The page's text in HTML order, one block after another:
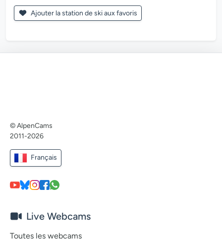
Ajouter la station de ski aux favoris
© AlpenCams
2011-2026
Français
Live Webcams
Toutes les webcams